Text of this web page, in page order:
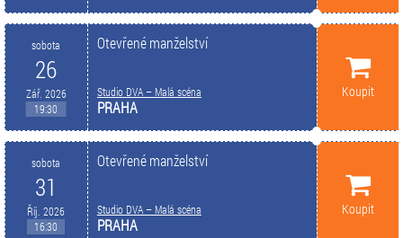
sobota
26
Zář. 2026
19:30
Otevřené manželství
Studio DVA – Malá scéna
PRAHA
Koupit
sobota
31
Říj. 2026
16:30
Otevřené manželství
Studio DVA – Malá scéna
PRAHA
Koupit